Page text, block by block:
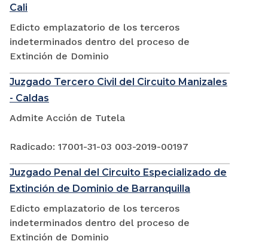
Cali
Edicto emplazatorio de los terceros
indeterminados dentro del proceso de
Extinción de Dominio
Juzgado Tercero Civil del Circuito Manizales
- Caldas
Admite Acción de Tutela
Radicado: 17001-31-03 003-2019-00197
Juzgado Penal del Circuito Especializado de
Extinción de Dominio de Barranquilla
Edicto emplazatorio de los terceros
indeterminados dentro del proceso de
Extinción de Dominio